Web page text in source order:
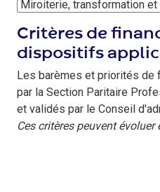
Critères de
dispositifs
Les barèmes et priorités de
par la Section Paritaire
et validés par le Conseil
Ces critères peuvent évoluer